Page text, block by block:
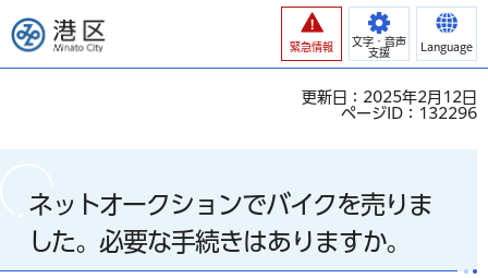
港区
緊急情報
文字・音声
支援
Language
更新日：2025年2月12日
ページID：132296
ネットオークションでバイクを売りま
した。必要な手続きはありますか。